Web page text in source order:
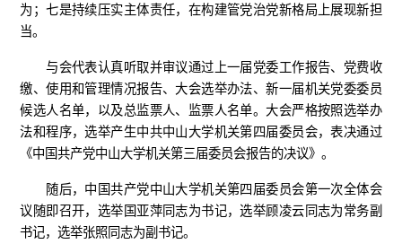
为；七是持续压实主体责任，在构建管党治党新格局上展现新担
当。
与会代表认真听取并审议通过上一届党委工作报告、党费收
缴、使用和管理情况报告、大会选举办法、新一届机关党委委员
候选人名单，以及总监票人、监票人名单。大会严格按照选举办
法和程序，选举产生中共中山大学机关第四届委员会，表决通过
《中国共产党中山大学机关第三届委员会报告的决议》。
随后，中国共产党中山大学机关第四届委员会第一次全体会
议随即召开，选举国亚萍同志为书记，选举顾凌云同志为常务副
书记，选举张照同志为副书记。